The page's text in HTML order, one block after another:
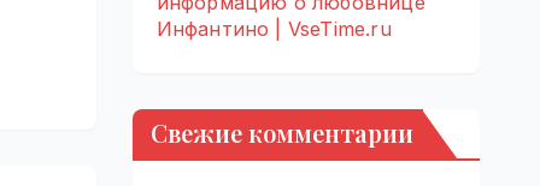
Инфантино | VseTime.ru
Свежие комментарии